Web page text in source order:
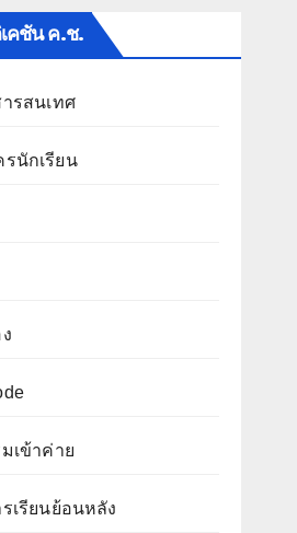
คชัน ค.ช.
รสนเทศ
นักเรียน
เข้าค่าย
เรียนย้อนหลัง